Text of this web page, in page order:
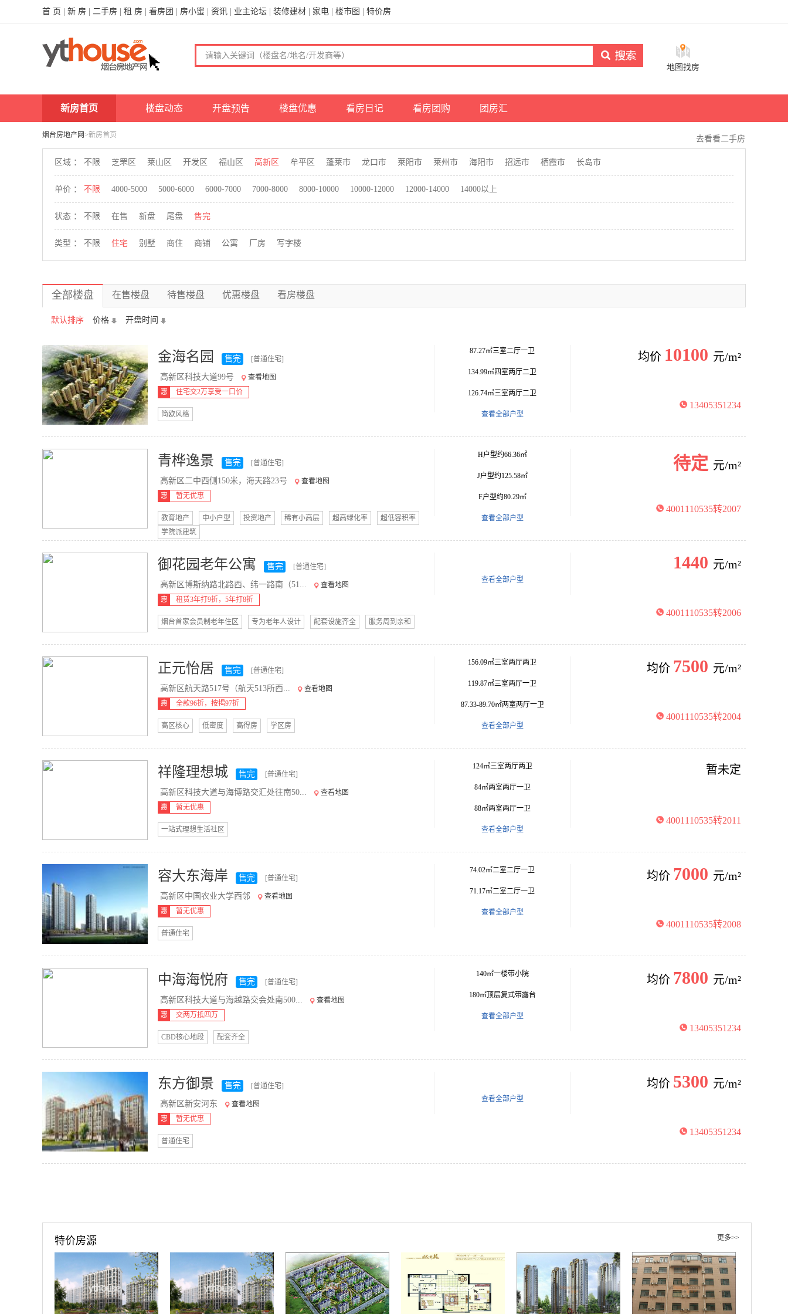
首 页 新 房 二手房 租 房 看房团 房小蜜 资讯 业主论坛 装修建材 家电 楼市图 特价房
地图找房
新房首页 楼盘动态 开盘预告 楼盘优惠 看房日记 看房团购 团房汇
烟台房地产网 >新房首页
区域 ： 不限 芝罘区 莱山区 开发区 福山区 高新区 牟平区 蓬莱市 龙口市 莱阳市 莱州市 海阳市 招远市 栖霞市 长岛市
单价 ： 不限 4000-5000 5000-6000 6000-7000 7000-8000 8000-10000 10000-12000 12000-14000 14000以上
状态 ： 不限 在售 新盘 尾盘 售完
类型 ： 不限 住宅 别墅 商住 商铺 公寓 厂房 写字楼
去看看二手房
全部楼盘 在售楼盘 待售楼盘 优惠楼盘 看房楼盘
默认排序 价格 开盘时间
金海名园 售完 [普通住宅]
高新区科技大道99号
查看地图
惠
住宅交2万享受一口价
简欧风格
87.27㎡三室二厅一卫
134.99㎡四室两厅二卫
126.74㎡三室两厅二卫
查看全部户型
均价 10100 元/m²
13405351234
青桦逸景 售完 [普通住宅]
高新区二中西侧150米，海天路23号
查看地图
惠
暂无优惠
教育地产 中小户型 投资地产 稀有小高层 超高绿化率
超低容积率
学院派建筑
H户型约66.36㎡
J户型约125.58㎡
F户型约80.29㎡
查看全部户型
待定 元/m²
4001110535转2007
御花园老年公寓 售完 [普通住宅]
高新区博斯纳路北路西、纬一路南（51...
查看地图
惠
租赁3年打9折，5年打8折
烟台首家会员制老年住区 专为老年人设计 配套设施齐全 服务周到亲和
查看全部户型
1440 元/m²
4001110535转2006
正元怡居 售完 [普通住宅]
高新区航天路517号（航天513所西...
查看地图
惠
全款96折，按揭97折
高区核心 低密度 高得房 学区房
156.09㎡三室两厅两卫
119.87㎡三室两厅一卫
87.33-89.70㎡两室两厅一卫
查看全部户型
均价 7500 元/m²
4001110535转2004
祥隆理想城 售完 [普通住宅]
高新区科技大道与海博路交汇处往南50...
查看地图
惠
暂无优惠
一站式理想生活社区
124㎡三室两厅两卫
84㎡两室两厅一卫
88㎡两室两厅一卫
查看全部户型
暂未定
4001110535转2011
容大东海岸 售完 [普通住宅]
高新区中国农业大学西邻
查看地图
惠
暂无优惠
普通住宅
74.02㎡二室二厅一卫
71.17㎡二室二厅一卫
查看全部户型
均价 7000 元/m²
4001110535转2008
中海海悦府 售完 [普通住宅]
高新区科技大道与海越路交会处南500...
查看地图
惠
交两万抵四万
CBD核心地段 配套齐全
140㎡一楼带小院
180㎡顶层复式带露台
查看全部户型
均价 7800 元/m²
13405351234
东方御景 售完 [普通住宅]
高新区新安河东
查看地图
惠
暂无优惠
普通住宅
查看全部户型
均价 5300 元/m²
13405351234
特价房源 更多>>